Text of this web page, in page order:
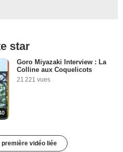
star
Goro Miyazaki Interview : La
Colline aux Coquelicots
21 221 vues
vidéo liée